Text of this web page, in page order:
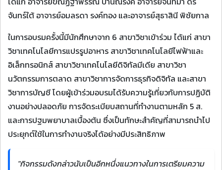
จันทร์ใต้ อาจารย์อมลรดา รงค์ทอง และอาจารย์สุธาสินี พิชัยกาล
ในการอบรมครั้งนี้มีนักศึกษาจาก 6 สาขาวิชาเข้าร่วม ได้แก่ สาขา
วิชาเทคโนโลยีการแปรรูปอาหาร สาขาวิชาเทคโนโลยีไฟฟ้าและ
อิเล็กทรอนิกส์ สาขาวิชาเทคโนโลยีดิจิทัลมีเดีย สาขาวิชา
นวัตกรรมการตลาด สาขาวิชาการจัดการธุรกิจดิจิทัล และสาขา
วิชาการบัญชี โดยผู้เข้าร่วมอบรมได้รับความรู้เกี่ยวกับการปฏิบัติ
งานอย่างปลอดภัย การจัดระเบียบสถานที่ทำงานตามหลัก 5 ส.
และการปฐมพยาบาลเบื้องต้น ซึ่งเป็นทักษะสำคัญที่สามารถนำไป
ประยุกต์ใช้ในการทำงานจริงได้อย่างมีประสิทธิภาพ
"กิจกรรมดังกล่าวนับเป็นอีกหนึ่งแนวทางในการเตรียมความ